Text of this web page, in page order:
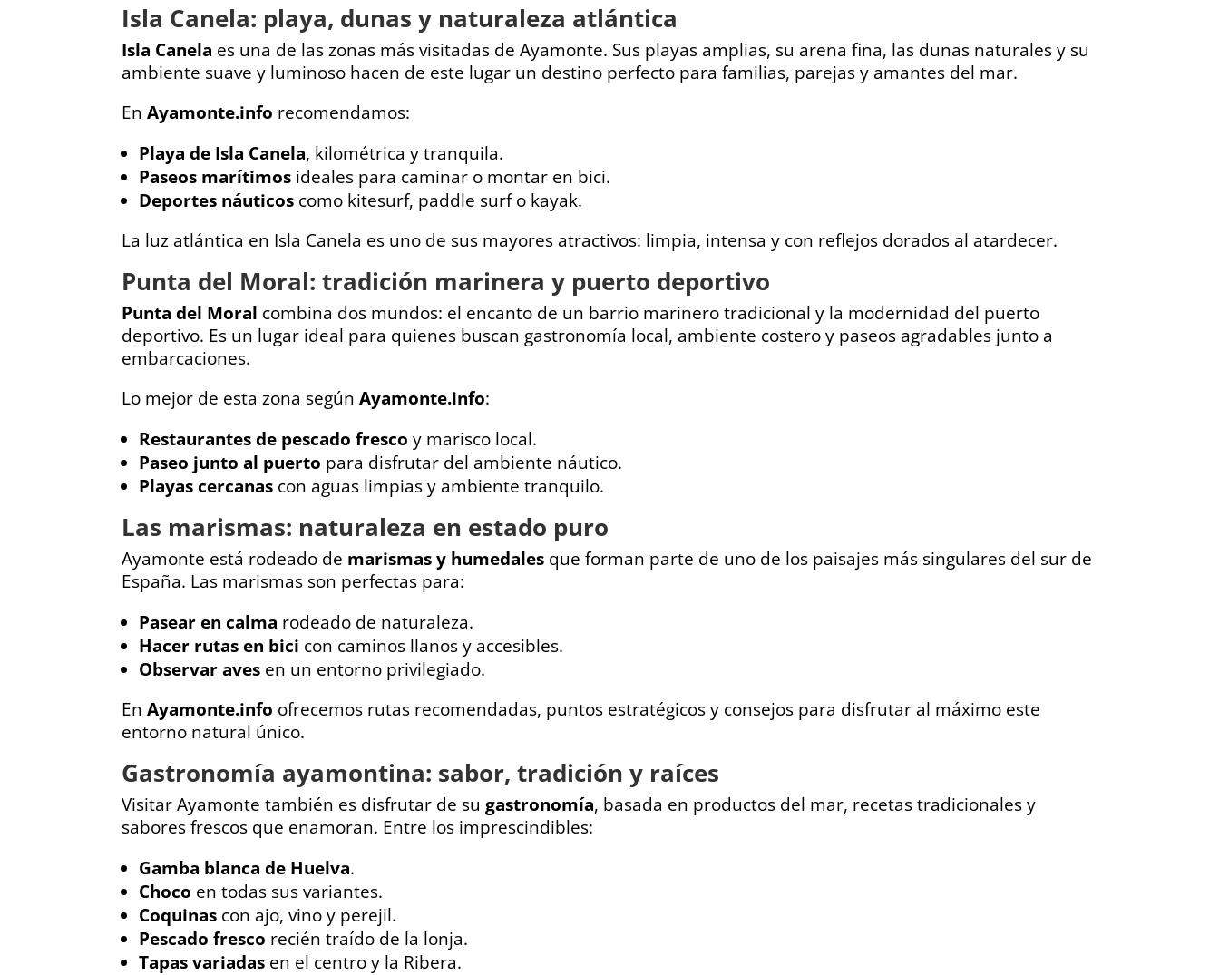
Isla Canela: playa, dunas y naturaleza atlántica
Isla Canela es una de las zonas más visitadas de Ayamonte. Sus playas amplias, su arena fina, las dunas naturales y su
ambiente suave y luminoso hacen de este lugar un destino perfecto para familias, parejas y amantes del mar.
EnAyamonte.info recomendamos:
Playa de Isla Canela, kilométrica y tranquila.
Paseos marítimos ideales para caminar o montar en bici.
Deportes náuticos como kitesurf, paddle surf o kayak.
La luz atlántica en Isla Canela es uno de sus mayores atractivos: limpia, intensa y con reflejos dorados al atardecer.
Punta del Moral: tradición marinera y puerto deportivo
Punta del Moral combina dos mundos: el encanto de un barrio marinero tradicional y la modernidad del puerto
deportivo. Es un lugar ideal para quienes buscan gastronomía local, ambiente costero y paseos agradables junto a
embarcaciones.
Lo mejor de esta zona segúnAyamonte.info:
Restaurantes de pescado fresco y marisco local.
Paseo junto al puerto para disfrutar del ambiente náutico.
Playas cercanas con aguas limpias y ambiente tranquilo.
Las marismas: naturaleza en estado puro
Ayamonte está rodeado de marismas y humedales que forman parte de uno de los paisajes más singulares del sur de
España. Las marismas son perfectas para:
Pasear en calma rodeado de naturaleza.
Hacer rutas en bici con caminos llanos y accesibles.
Observar aves en un entorno privilegiado.
EnAyamonte.info ofrecemos rutas recomendadas, puntos estratégicos y consejos para disfrutar al máximo este
entorno natural único.
Gastronomía ayamontina: sabor, tradición y raíces
Visitar Ayamonte también es disfrutar de sugastronomía, basada en productos del mar, recetas tradicionales y
sabores frescos que enamoran. Entre los imprescindibles:
Gamba blanca de Huelva.
Choco en todas sus variantes.
Coquinas con ajo, vino y perejil.
Pescado fresco recién traído de la lonja.
Tapas variadas en el centro y la Ribera.